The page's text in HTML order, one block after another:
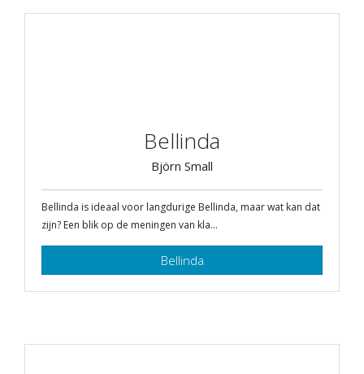
Bellinda
Björn Small
Bellinda is ideaal voor langdurige Bellinda, maar wat kan dat
zijn? Een blik op de meningen van kla...
Bellinda